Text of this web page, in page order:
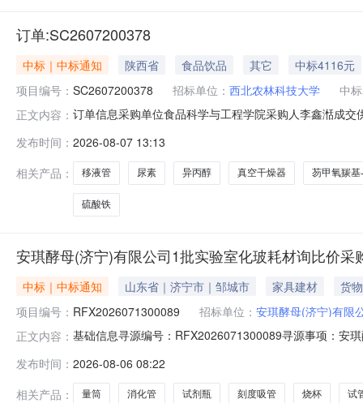
订单:SC2607200378
中标｜中标通知 陕西省 食品饮品 其它
中标4116元
项目编号： SC2607200378 招标单位： 西北农林科技大学
中
正文内容： 订单信息采购单位食品科学与工程学院采购人李鑫湉成
素光华科技112.50茜素红S麦克林/macklin131.00维生素
发布时间： 2026-08-07 13:13
相关产品：
移液管 尿素 异丙醇 真空干燥器 芴甲氧羰
硫酸铁
安琪酵母(济宁)有限公司1批实验室化玻耗材询比价采
中标｜中标通知 山东省｜济宁市｜邹城市 家具建材
货物
项目编号： RFX2026071300089 招标单位： 安琪酵母(济宁)有限
正文内容： 基础信息寻源编号：RFX2026071300089寻源事项：安
料编码物料名称物料类别需求数量单位供应商编码供应
发布时间： 2026-08-06 08:22
相关产品：
量筒 消化管 试剂瓶 刻度吸管 烧杯 试